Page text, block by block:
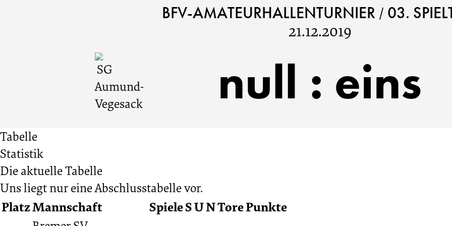
Aumund-
Vegesack
Bremer
SV
BFV-AMATEURHALLENTURNIER / 03.
21.12.2019
null : eins
Tabelle
Statistik
Die aktuelle Tabelle
Uns liegt nur eine Abschlusstabelle vor.
PlatzMannschaft SpieleSUNTorePunkte